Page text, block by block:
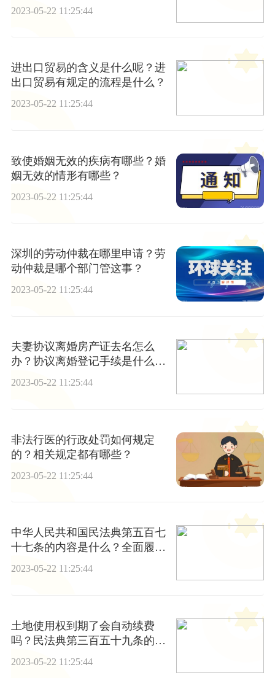
2023-05-22 11:25:44
进出口贸易的含义是什么呢？进
出口贸易有规定的流程是什么？
2023-05-22 11:25:44
致使婚姻无效的疾病有哪些？婚
姻无效的情形有哪些？
2023-05-22 11:25:44
深圳的劳动仲裁在哪里申请？劳
动仲裁是哪个部门管这事？
2023-05-22 11:25:44
夫妻协议离婚房产证去名怎么
办？协议离婚登记手续是什么？
离婚登记手续要多久？
2023-05-22 11:25:44
非法行医的行政处罚如何规定
的？相关规定都有哪些？
2023-05-22 11:25:44
中华人民共和国民法典第五百七
十七条的内容是什么？全面履行
责任原则指什么？
2023-05-22 11:25:44
土地使用权到期了会自动续费
吗？民法典第三百五十九条的规
2023-05-22 11:25:44